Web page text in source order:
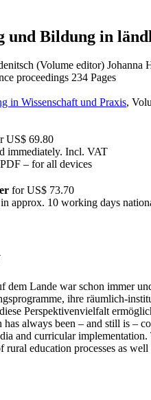
und Bildung in
(Volume editor) Johanna
proceedings 234 Pages
in Wissenschaft und Praxis,
US$ 69.80
immediately. Incl. VAT
PDF – for all devices
forUS$ 73.70
approx. 10 working days
dem Lande war schon immer
ihre räumlich-
Perspektivenvielfalt
has always been – and still is –
and curricular
rural education processes as